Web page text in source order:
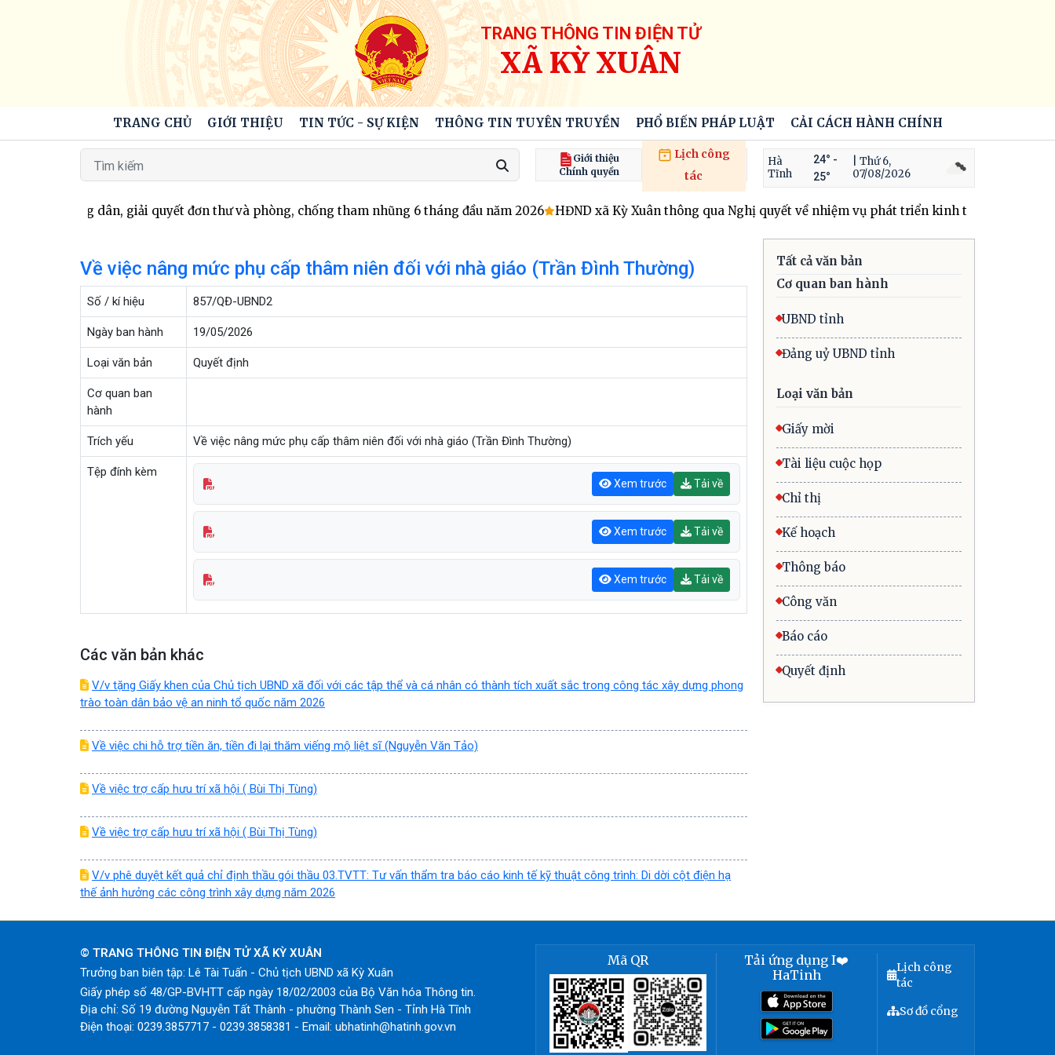
TRANG THÔNG TIN ĐIỆN TỬ
XÃ KỲ XUÂN
TRANG CHỦ GIỚI THIỆU TIN TỨC - SỰ KIỆN THÔNG TIN TUYÊN TRUYỀN PHỔ BIẾN PHÁP LUẬT CẢI CÁCH HÀNH CHÍNH
Giới thiệu
Chính quyền
Lịch công
tác
Hà
Tĩnh
24° -
25°
| Thứ 6,
07/08/2026
tiếp công dân, giải quyết đơn thư và phòng, chống tham nhũng 6 tháng đầu năm 2026 HĐND xã Kỳ Xuân thông qua Nghị quyết về nhiệm vụ phát triển kinh tế - xã hội 6
Về việc nâng mức phụ cấp thâm niên đối với nhà giáo (Trần Đình Thường)
Số / kí hiệu 857/QĐ-UBND2
Ngày ban hành 19/05/2026
Loại văn bản Quyết định
Cơ quan ban
hành
Trích yếu Về việc nâng mức phụ cấp thâm niên đối với nhà giáo (Trần Đình Thường)
Tệp đính kèm
Xem trước Tải về
Xem trước Tải về
Xem trước Tải về
Các văn bản khác
V/v tặng Giấy khen của Chủ tịch UBND xã đối với các tập thể và cá nhân có thành tích xuất sắc trong công tác xây dựng phong
trào toàn dân bảo vệ an ninh tổ quốc năm 2026
Về việc chi hỗ trợ tiền ăn, tiền đi lại thăm viếng mộ liệt sĩ (Nguyễn Văn Tảo)
Về việc trợ cấp hưu trí xã hội ( Bùi Thị Tùng)
Về việc trợ cấp hưu trí xã hội ( Bùi Thị Tùng)
V/v phê duyệt kết quả chỉ định thầu gói thầu 03.TVTT: Tư vấn thẩm tra báo cáo kinh tế kỹ thuật công trình: Di dời cột điện hạ
thế ảnh hưởng các công trình xây dựng năm 2026
Tất cả văn bản
Cơ quan ban hành
UBND tỉnh
Đảng uỷ UBND tỉnh
Loại văn bản
Giấy mời
Tài liệu cuộc họp
Chỉ thị
Kế hoạch
Thông báo
Công văn
Báo cáo
Quyết định
© TRANG THÔNG TIN ĐIỆN TỬ XÃ KỲ XUÂN
Trưởng ban biên tập: Lê Tài Tuấn - Chủ tịch UBND xã Kỳ Xuân
Giấy phép số 48/GP-BVHTT cấp ngày 18/02/2003 của Bộ Văn hóa Thông tin.
Địa chỉ: Số 19 đường Nguyễn Tất Thành - phường Thành Sen - Tỉnh Hà Tĩnh
Điện thoại: 0239.3857717 - 0239.3858381 - Email: ubhatinh@hatinh.gov.vn
Mã QR
Tải ứng dụng I❤️
HaTinh
Lịch công
tác
Sơ đồ cổng